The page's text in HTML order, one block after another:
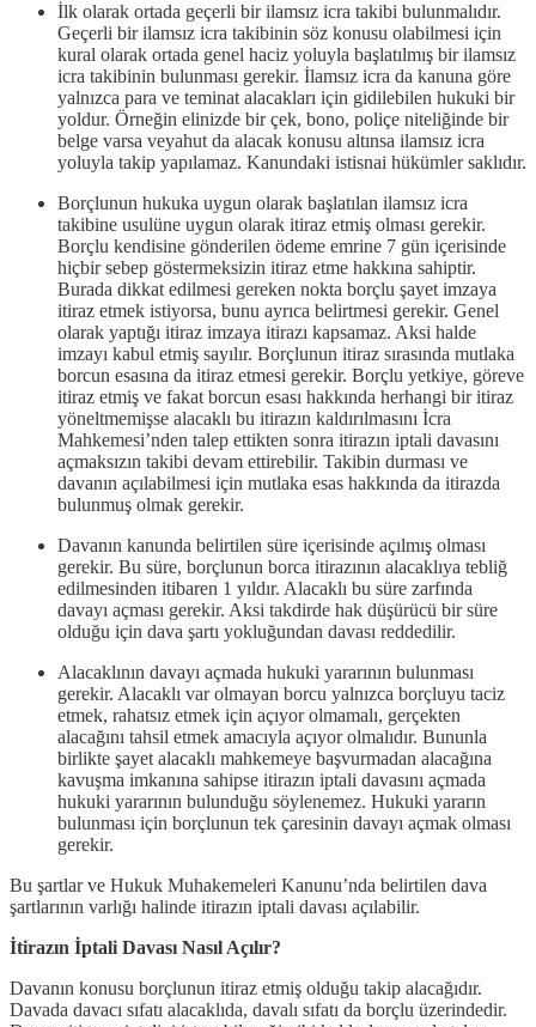
İlk olarak ortada geçerli bir ilamsız icra takibi bulunmalıdır.
Geçerli bir ilamsız icra takibinin söz konusu olabilmesi için
kural olarak ortada genel haciz yoluyla başlatılmış bir ilamsız
icra takibinin bulunması gerekir. İlamsız icra da kanuna göre
yalnızca para ve teminat alacakları için gidilebilen hukuki bir
yoldur. Örneğin elinizde bir çek, bono, poliçe niteliğinde bir
belge varsa veyahut da alacak konusu altınsa ilamsız icra
yoluyla takip yapılamaz. Kanundaki istisnai hükümler saklıdır.
Borçlunun hukuka uygun olarak başlatılan ilamsız icra
takibine usulüne uygun olarak itiraz etmiş olması gerekir.
Borçlu kendisine gönderilen ödeme emrine 7 gün içerisinde
hiçbir sebep göstermeksizin itiraz etme hakkına sahiptir.
Burada dikkat edilmesi gereken nokta borçlu şayet imzaya
itiraz etmek istiyorsa, bunu ayrıca belirtmesi gerekir. Genel
olarak yaptığı itiraz imzaya itirazı kapsamaz. Aksi halde
imzayı kabul etmiş sayılır. Borçlunun itiraz sırasında mutlaka
borcun esasına da itiraz etmesi gerekir. Borçlu yetkiye, göreve
itiraz etmiş ve fakat borcun esası hakkında herhangi bir itiraz
yöneltmemişse alacaklı bu itirazın kaldırılmasını İcra
Mahkemesi’nden talep ettikten sonra itirazın iptali davasını
açmaksızın takibi devam ettirebilir. Takibin durması ve
davanın açılabilmesi için mutlaka esas hakkında da itirazda
bulunmuş olmak gerekir.
Davanın kanunda belirtilen süre içerisinde açılmış olması
gerekir. Bu süre, borçlunun borca itirazının alacaklıya tebliğ
edilmesinden itibaren 1 yıldır. Alacaklı bu süre zarfında
davayı açması gerekir. Aksi takdirde hak düşürücü bir süre
olduğu için dava şartı yokluğundan davası reddedilir.
Alacaklının davayı açmada hukuki yararının bulunması
gerekir. Alacaklı var olmayan borcu yalnızca borçluyu taciz
etmek, rahatsız etmek için açıyor olmamalı, gerçekten
alacağını tahsil etmek amacıyla açıyor olmalıdır. Bununla
birlikte şayet alacaklı mahkemeye başvurmadan alacağına
kavuşma imkanına sahipse itirazın iptali davasını açmada
hukuki yararının bulunduğu söylenemez. Hukuki yararın
bulunması için borçlunun tek çaresinin davayı açmak olması
gerekir.
Bu şartlar ve Hukuk Muhakemeleri Kanunu’nda belirtilen dava
şartlarının varlığı halinde itirazın iptali davası açılabilir.
İtirazın İptali Davası Nasıl Açılır?
Davanın konusu borçlunun itiraz etmiş olduğu takip alacağıdır.
Davada davacı sıfatı alacaklıda, davalı sıfatı da borçlu üzerindedir.